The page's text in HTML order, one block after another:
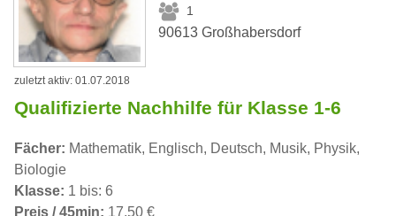
1
90613 Großhabersdorf
zuletzt aktiv: 01.07.2018
Qualifizierte Nachhilfe für Klasse 1-6
Fächer: Mathematik, Englisch, Deutsch, Musik, Physik,
Biologie
Klasse: 1 bis: 6
Preis / 45min: 17,50 €